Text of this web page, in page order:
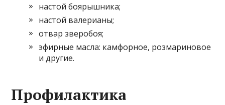
настой боярышника;
настой валерианы;
отвар зверобоя;
эфирные масла: камфорное, розмариновое
и другие.
Профилактика